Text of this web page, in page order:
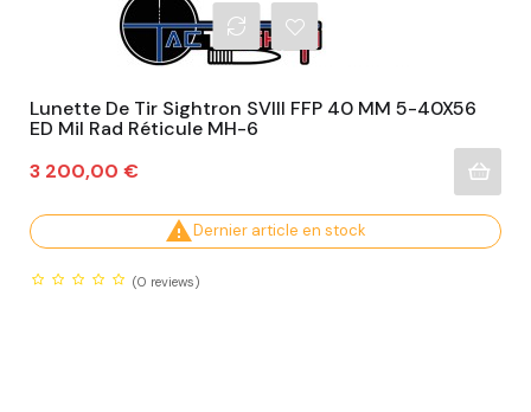
Lunette De Tir Sightron SVIII FFP 40 MM 5-40X56
ED Mil Rad Réticule MH-6
Prix
3 200,00 €
Dernier article en stock
(0 reviews)